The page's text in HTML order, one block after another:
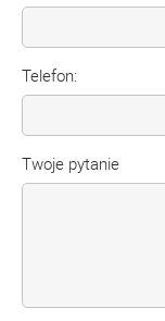
Telefon:
Twoje pytanie